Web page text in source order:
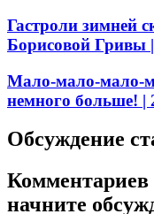
Гастроли зимней
Борисовой Гривы
Мало-мало-мало-
немного больше! |
Обсуждение
Комментариев
начните